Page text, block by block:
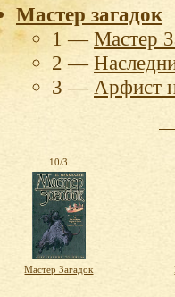
Мастер загадок
1 —Мастер
2 —
3 — Арфист
10/3
Мастер Загадок